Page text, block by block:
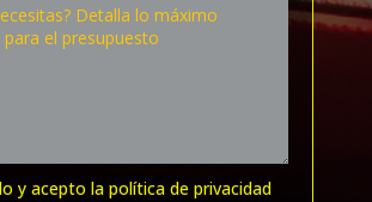
y acepto la política de privacidad